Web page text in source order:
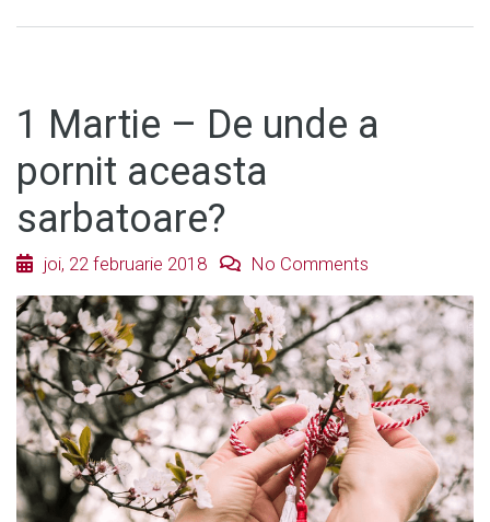
1 Martie – De unde a
pornit aceasta
sarbatoare?
joi, 22 februarie 2018 No Comments